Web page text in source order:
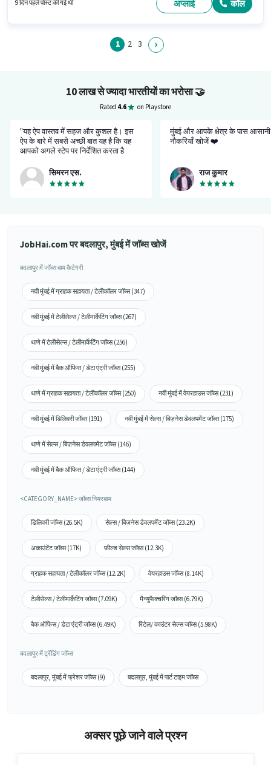
9 दिन पहले पोस्ट की गई थी अप्लाई कॉल
1 2 3
10 लाख से ज्यादा भारतीयों का भरोसा🤝
Rated 4.6 on Playstore
"यह ऐप वास्तव में सहज और कुशल है। इस
ऐप के बारे में सबसे अच्छी बात यह है कि यह
आपको अगले स्टेप पर निर्देशित करता है
आपको विभिन्न प्रकार की नौकरियों में से
चुनने का विकल्प देता है। आपको वह चुनना
होगा जो आप चाहते हैं। यह न केवल आपको
अवसर प्रदान करता है बल्कि आपको इसके
सिमरन एस.
मुंबई और आपके क्षेत्र के पास
नौकरियाँ खोजें ❤️
राज कुमार
JobHai.com पर बदलापुर, मुंबई में जॉब्स खोजें
बदलापुर में जॉब्स बाय कैटेगरी
नवी मुंबई में ग्राहक सहायता / टेलीकॉलर जॉब्स (347)
नवी मुंबई में टेलीसेल्स / टेलीमार्केटिंग जॉब्स (267)
थाणे में टेलीसेल्स / टेलीमार्केटिंग जॉब्स (256)
नवी मुंबई में बैक ऑफिस / डेटा एंट्री जॉब्स (255)
थाणे में ग्राहक सहायता / टेलीकॉलर जॉब्स (250) नवी मुंबई में वेयरहाउस जॉब्स (231)
नवी मुंबई में डिलिवरी जॉब्स (191) नवी मुंबई में सेल्स / बिज़नेस डेवलपमेंट जॉब्स (175)
थाणे में सेल्स / बिज़नेस डेवलपमेंट जॉब्स (146)
नवी मुंबई में बैक ऑफिस / डेटा एंट्री जॉब्स (144)
<CATEGORY_NAME> जॉब्स नियरबाय
डिलिवरी जॉब्स (26.5K) सेल्स / बिज़नेस डेवलपमेंट जॉब्स (23.2K)
अकाउंटेंट जॉब्स (17K) फ़ील्ड सेल्स जॉब्स (12.3K)
ग्राहक सहायता / टेलीकॉलर जॉब्स (12.2K) वेयरहाउस जॉब्स (8.14K)
टेलीसेल्स / टेलीमार्केटिंग जॉब्स (7.09K) मैन्युफैक्चरिंग जॉब्स (6.79K)
बैक ऑफिस / डेटा एंट्री जॉब्स (6.49K) रिटेल/ काउंटर सेल्स जॉब्स (5.98K)
बदलापुर में ट्रेंडिंग जॉब्स
बदलापुर, मुंबई में फ्रेशर जॉब्स (9) बदलापुर, मुंबई में पार्ट टाइम जॉब्स
अक्सर पूछे जाने वाले प्रश्न